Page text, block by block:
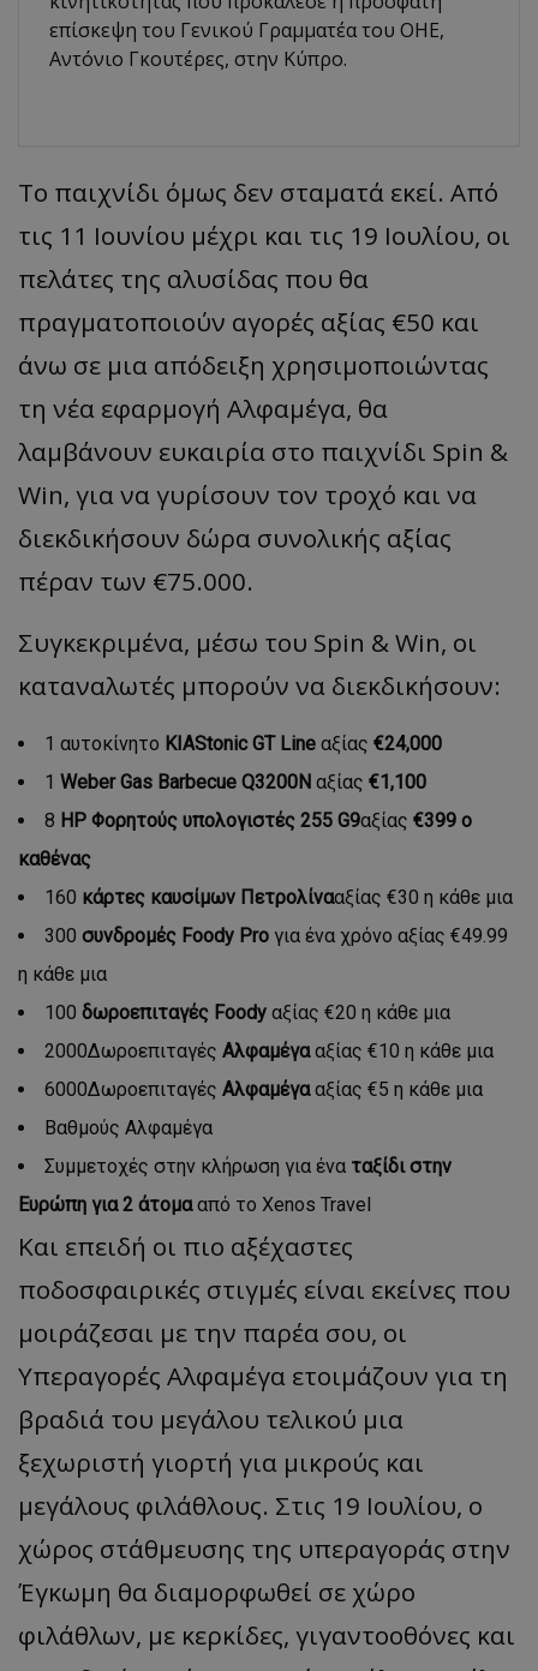
επίσκεψη του Γενικού Γραμματέα του ΟΗΕ,
Αντόνιο Γκουτέρες, στην Κύπρο.
Το παιχνίδι όμως δεν σταματά εκεί. Από
τις 11 Ιουνίου μέχρι και τις 19 Ιουλίου, οι
πελάτες της αλυσίδας που θα
πραγματοποιούν αγορές αξίας €50 και
άνω σε μια απόδειξη χρησιμοποιώντας
τη νέα εφαρμογή Αλφαμέγα, θα
λαμβάνουν ευκαιρία στο παιχνίδι Spin &
Win, για να γυρίσουν τον τροχό και να
διεκδικήσουν δώρα συνολικής αξίας
πέραν των €75.000.
Συγκεκριμένα, μέσω του Spin & Win, οι
καταναλωτές μπορούν να διεκδικήσουν:
1 αυτοκίνητο ΚΙΑStonic GT Line αξίας €24,000
1 Weber Gas Barbecue Q3200N αξίας €1,100
8 ΗΡ Φορητούς υπολογιστές 255 G9αξίας €399 ο
καθένας
160 κάρτες καυσίμων Πετρολίνααξίας €30 η κάθε μια
300 συνδρομές Foody Pro για ένα χρόνο αξίας €49.99
η κάθε μια
100 δωροεπιταγές Foody αξίας €20 η κάθε μια
2000Δωροεπιταγές Αλφαμέγααξίας €10 η κάθε μια
6000Δωροεπιταγές Αλφαμέγααξίας €5 η κάθε μια
Βαθμούς Αλφαμέγα
Συμμετοχές στην κλήρωση για ένα ταξίδι στην
Ευρώπη για 2 άτομααπό το Xenos Travel
Και επειδή οι πιο αξέχαστες
ποδοσφαιρικές στιγμές είναι εκείνες που
μοιράζεσαι με την παρέα σου, οι
Υπεραγορές Αλφαμέγα ετοιμάζουν για τη
βραδιά του μεγάλου τελικού μια
ξεχωριστή γιορτή για μικρούς και
μεγάλους φιλάθλους. Στις 19 Ιουλίου, ο
χώρος στάθμευσης της υπεραγοράς στην
Έγκωμη θα διαμορφωθεί σε χώρο
φιλάθλων, με κερκίδες, γιγαντοοθόνες και